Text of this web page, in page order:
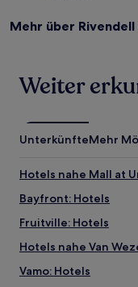
Mehr über
Weiter
UnterkünfteMehr
Hotels nahe Mall at
Bayfront: Hotels
Fruitville: Hotels
Hotels nahe Van
Vamo: Hotels